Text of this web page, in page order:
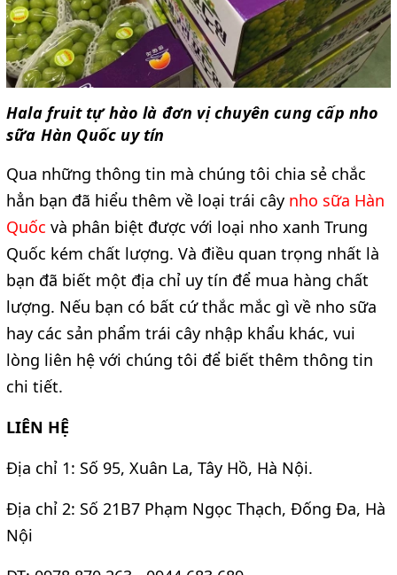
Hala fruit tự hào là đơn vị chuyên cung cấp nho
sữa Hàn Quốc uy tín
Qua những thông tin mà chúng tôi chia sẻ chắc
hẳn bạn đã hiểu thêm về loại trái cây nho sữa Hàn
Quốc và phân biệt được với loại nho xanh Trung
Quốc kém chất lượng. Và điều quan trọng nhất là
bạn đã biết một địa chỉ uy tín để mua hàng chất
lượng. Nếu bạn có bất cứ thắc mắc gì về nho sữa
hay các sản phẩm trái cây nhập khẩu khác, vui
lòng liên hệ với chúng tôi để biết thêm thông tin
chi tiết.
LIÊN HỆ
Địa chỉ 1: Số 95, Xuân La, Tây Hồ, Hà Nội.
Địa chỉ 2: Số 21B7 Phạm Ngọc Thạch, Đống Đa, Hà
Nội